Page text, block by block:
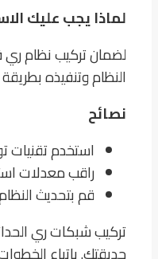
لماذا يجب عليك
لضمان تركيب نظام
النظام وتنفيذه
نصائح
استخدم تقنيات
راقب معدلات
قم بتحديث
تركيب شبكات ري